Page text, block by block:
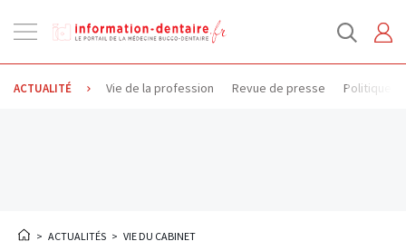
la
navigation
ACTUALITÉ Vie de la profession Revue de presse Politique
> ACTUALITÉS > VIE DU CABINET